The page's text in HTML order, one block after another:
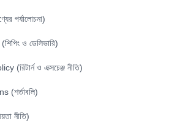
পর্যালোচনা)
ও ডেলিভারি)
ও এক্সচেঞ্জ নীতি)
নীতি)